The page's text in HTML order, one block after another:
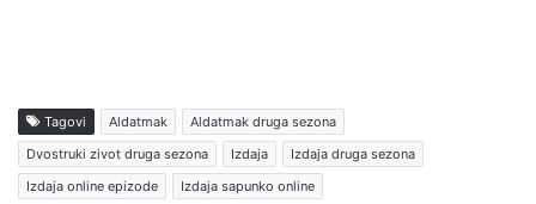
Tagovi Aldatmak
Aldatmak druga sezona
Dvostruki zivot druga sezona
Izdaja
Izdaja druga sezona
Izdaja online epizode
Izdaja sapunko online